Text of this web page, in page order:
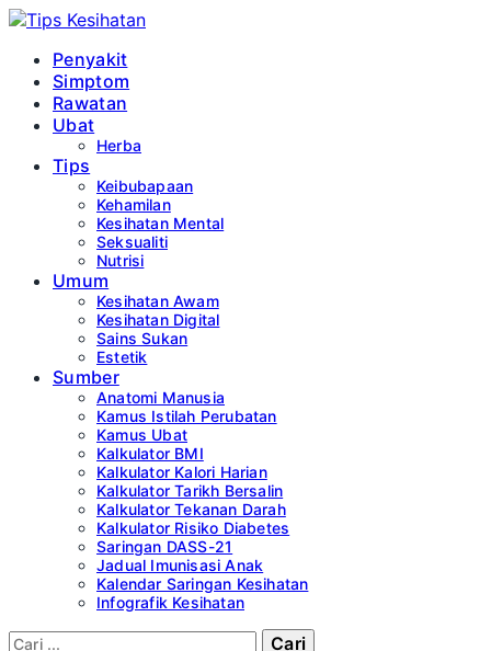
Penyakit
Simptom
Rawatan
Ubat
Herba
Tips
Keibubapaan
Kehamilan
Kesihatan Mental
Seksualiti
Nutrisi
Umum
Kesihatan Awam
Kesihatan Digital
Sains Sukan
Estetik
Sumber
Anatomi Manusia
Kamus Istilah Perubatan
Kamus Ubat
Kalkulator BMI
Kalkulator Kalori Harian
Kalkulator Tarikh Bersalin
Kalkulator Tekanan Darah
Kalkulator Risiko Diabetes
Saringan DASS-21
Jadual Imunisasi Anak
Kalendar Saringan Kesihatan
Infografik Kesihatan
Cari: